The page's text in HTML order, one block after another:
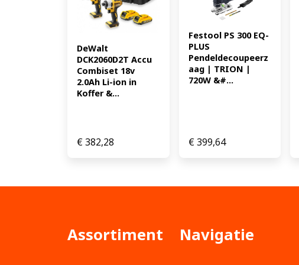
DeWalt
DCK2060D2T Accu
Combiset 18v
2.0Ah Li-ion in
Koffer &...
€382,28
Festool PS 300 EQ-
PLUS
Pendeldecoupeerz
aag | TRION |
720W &#...
€399,64
Assortiment Navigatie